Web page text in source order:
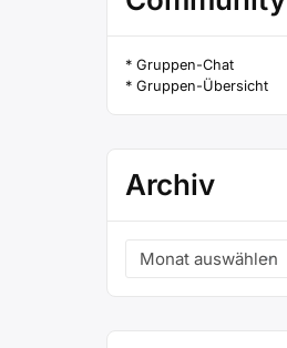
* Gruppen-Chat
* Gruppen-Übersicht
Archiv
Archiv